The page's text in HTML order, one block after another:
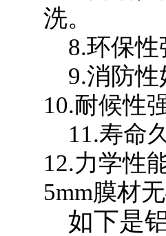
洗。
8.环保性
9.消防性
10.耐候性
11.寿命
12.力学性
5mm膜材
如下是